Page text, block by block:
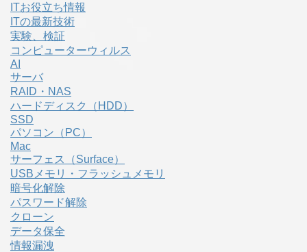
ITお役立ち情報
ITの最新技術
実験、検証
コンピューターウィルス
AI
サーバ
RAID・NAS
ハードディスク（HDD）
SSD
パソコン（PC）
Mac
サーフェス（Surface）
USBメモリ・フラッシュメモリ
暗号化解除
パスワード解除
クローン
データ保全
情報漏洩